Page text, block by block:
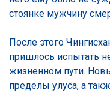
стоянке мужчину
После этого
пришлось испытать
жизненном пути.
пределы улуса, а